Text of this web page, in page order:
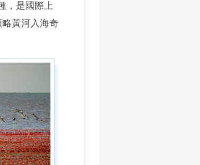
，是國際上
略黃河入海奇